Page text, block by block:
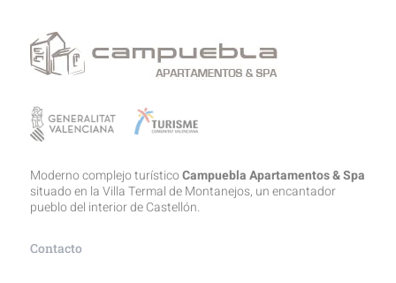
Moderno complejo turísticoCampuebla Apartamentos & Spa
situado en la Villa Termal de Montanejos, un encantador
pueblo del interior de Castellón.
Contacto